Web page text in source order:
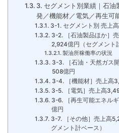
3. セグメント別業績｜石油
発／機能材／電気／再生可
3-1. セグメント別 売上
3-2. ［石油製品ほか］
2,924億円（セグメント
製油所稼働率の状況
3-3. ［石油・天然ガス
508億円
3-4. ［機能材］売上高
3-5. ［電気］売上高
3-6. ［再生可能エネル
億円
3-7. ［その他］売上高
グメント計ベース）